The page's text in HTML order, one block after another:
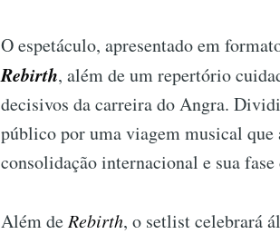
O espetáculo, apresentado em
Rebirth, além de um repertório
decisivos da carreira do Angra.
público por uma viagem musical que
consolidação internacional e sua fase
Além de Rebirth, o setlist celebrará